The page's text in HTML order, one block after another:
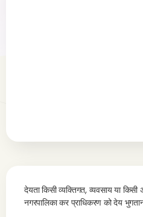
देयता किसी व्यक्तिगत, व्यवसाय या किसी
नगरपालिका कर प्राधिकरण को देय